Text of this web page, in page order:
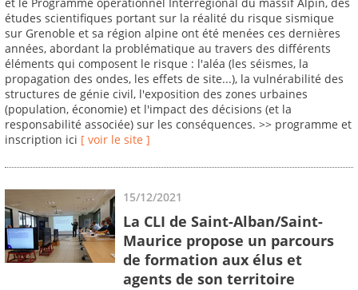
et le Programme opérationnel Interrégional du massif Alpin, des
études scientifiques portant sur la réalité du risque sismique
sur Grenoble et sa région alpine ont été menées ces dernières
années, abordant la problématique au travers des différents
éléments qui composent le risque : l'aléa (les séismes, la
propagation des ondes, les effets de site...), la vulnérabilité des
structures de génie civil, l'exposition des zones urbaines
(population, économie) et l'impact des décisions (et la
responsabilité associée) sur les conséquences. >> programme et
inscription ici [ voir le site ]
15/12/2021
La CLI de Saint-Alban/Saint-
Maurice propose un parcours
de formation aux élus et
agents de son territoire